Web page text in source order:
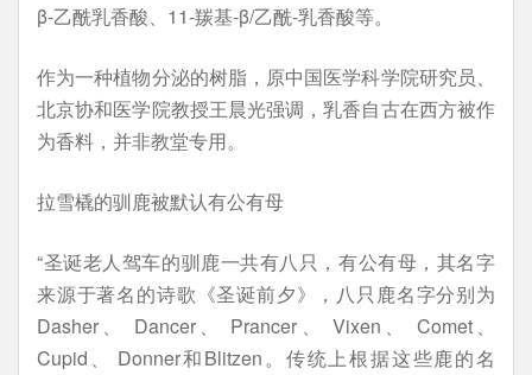
β-乙酰乳香酸、11-羰基-β/乙酰-乳香酸等。
作为一种植物分泌的树脂，原中国医学科学院研究员、
北京协和医学院教授王晨光强调，乳香自古在西方被作
为香料，并非教堂专用。
拉雪橇的驯鹿被默认有公有母
“圣诞老人驾车的驯鹿一共有八只，有公有母，其名字
来源于著名的诗歌《圣诞前夕》，八只鹿名字分别为
Dasher、 Dancer、 Prancer、 Vixen、 Comet、
Cupid、 Donner和Blitzen。传统上根据这些鹿的名